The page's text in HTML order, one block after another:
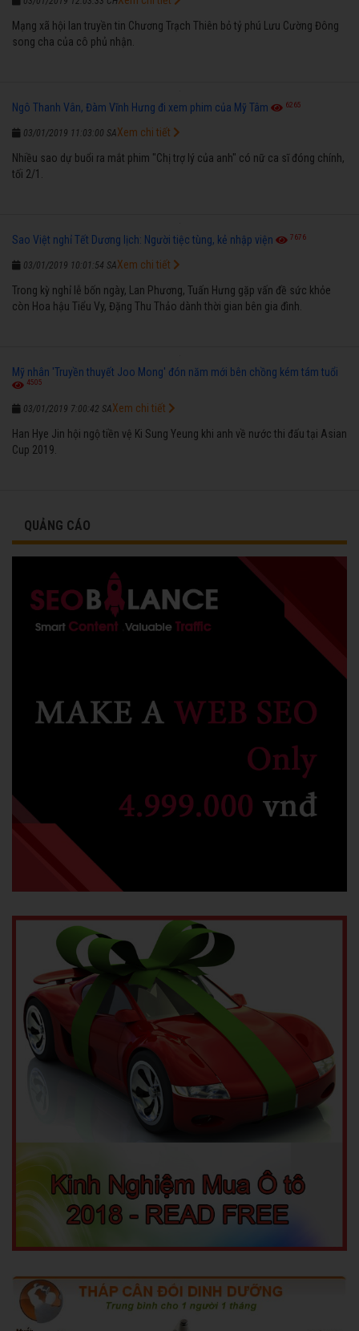
Mạng xã hội lan truyền tin Chương Trạch Thiên bỏ tỷ phú Lưu Cường Đông
song cha của cô phủ nhận.
Ngô Thanh Vân, Đàm Vĩnh Hưng đi xem phim của Mỹ Tâm 6265
03/01/2019 11:03:00 SA
Nhiều sao dự buổi ra mắt phim "Chị trợ lý của anh" có nữ ca sĩ đóng chính,
tối 2/1.
Xem chi tiết
Sao Việt nghỉ Tết Dương lịch: Người tiệc tùng, kẻ nhập viện 7676
03/01/2019 10:01:54 SA
Trong kỳ nghỉ lễ bốn ngày, Lan Phương, Tuấn Hưng gặp vấn đề sức khỏe
còn Hoa hậu Tiểu Vy, Đặng Thu Thảo dành thời gian bên gia đình.
Xem chi tiết
Mỹ nhân 'Truyền thuyết Joo Mong' đón năm mới bên chồng kém tám tuổi
4505
03/01/2019 7:00:42 SA
Han Hye Jin hội ngộ tiền vệ Ki Sung Yeung khi anh về nước thi đấu tại Asian
Cup 2019.
Xem chi tiết
QUẢNG CÁO